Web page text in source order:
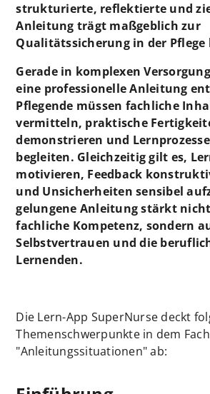
strukturierte, reflektierte und
Anleitung trägt maßgeblich zur
Qualitätssicherung in der Pflege
Gerade in komplexen
eine professionelle Anleitung
Pflegende müssen fachliche
vermitteln, praktische
demonstrieren und
begleiten. Gleichzeitig gilt es,
motivieren, Feedback
und Unsicherheiten sensibel
gelungene Anleitung stärkt
fachliche Kompetenz, sondern
Selbstvertrauen und die
Lernenden.
Die Lern-App SuperNurse deckt
Themenschwerpunkte in dem
"Anleitungssituationen" ab: